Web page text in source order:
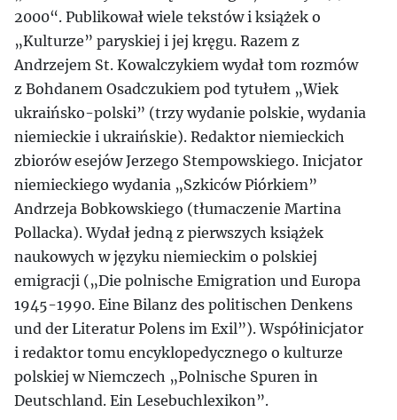
2000“. Publikował wiele tekstów i książek o
„Kulturze” paryskiej i jej kręgu. Razem z
Andrzejem St. Kowalczykiem wydał tom rozmów
z Bohdanem Osadczukiem pod tytułem „Wiek
ukraińsko-polski” (trzy wydanie polskie, wydania
niemieckie i ukraińskie). Redaktor niemieckich
zbiorów esejów Jerzego Stempowskiego. Inicjator
niemieckiego wydania „Szkiców Piórkiem”
Andrzeja Bobkowskiego (tłumaczenie Martina
Pollacka). Wydał jedną z pierwszych książek
naukowych w języku niemieckim o polskiej
emigracji („Die polnische Emigration und Europa
1945-1990. Eine Bilanz des politischen Denkens
und der Literatur Polens im Exil”). Współinicjator
i redaktor tomu encyklopedycznego o kulturze
polskiej w Niemczech „Polnische Spuren in
Deutschland. Ein Lesebuchlexikon”.